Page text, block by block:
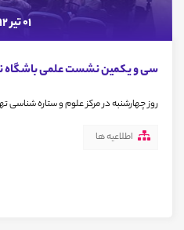
01 تیر 1392
سی و یکمین نشست علمی باشگاه
روز چهارشنبه در مرکز علوم و ستاره شناسی
اطلاعیه ها